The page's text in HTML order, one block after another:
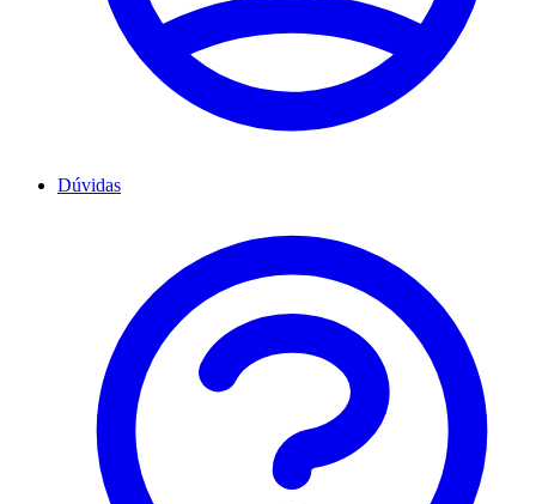
Dúvidas